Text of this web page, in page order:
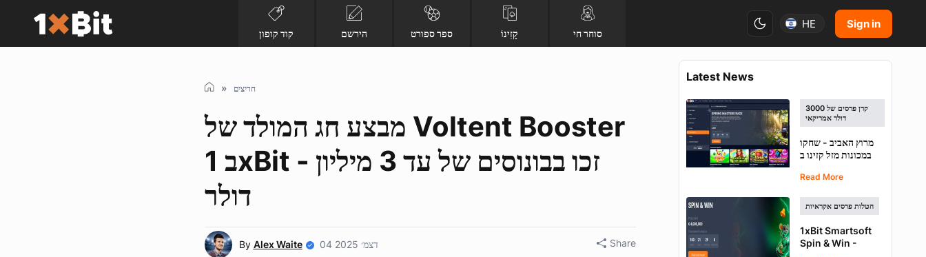
קוד קופון הירשם ספר ספורט קָזִינוֹ סוחר חי
HE Sign in
חריצים
מבצע חג המולד של Voltent Booster
ב 1xBit - זכו בבונוסים של עד 3 מיליון
דולר
By Alex Waite 04 דצמ׳ 2025 Share
Latest News
קרן פרסים של 3000
דולר אמריקאי
מרוץ האביב - שחקו
במכונות מזל קזינו ב
דולר אמריקאי
Read More
הטלות פרסים אקראיות
1xBit Smartsoft
Spin & Win -